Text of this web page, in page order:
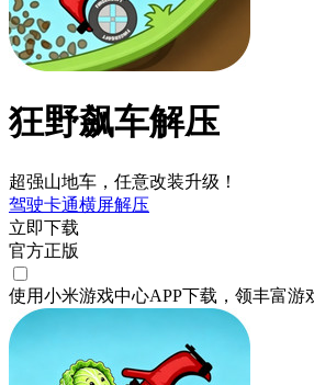
狂野飙车解压
超强山地车，任意改装升级！
驾驶卡通横屏解压
立即下载
官方正版
使用小米游戏中心APP下载 ，领丰富游